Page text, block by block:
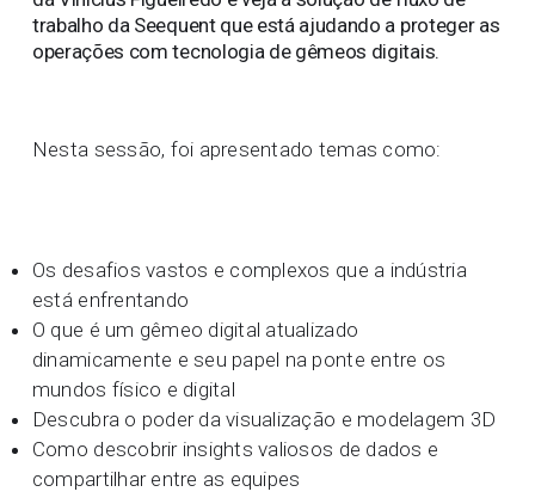
trabalho da Seequent que está ajudando a proteger as
operações com tecnologia de gêmeos digitais.
Nesta sessão, foi apresentado temas como:
Os desafios vastos e complexos que a indústria
está enfrentando
O que é um gêmeo digital atualizado
dinamicamente e seu papel na ponte entre os
mundos físico e digital
Descubra o poder da visualização e modelagem 3D
Como descobrir insights valiosos de dados e
compartilhar entre as equipes